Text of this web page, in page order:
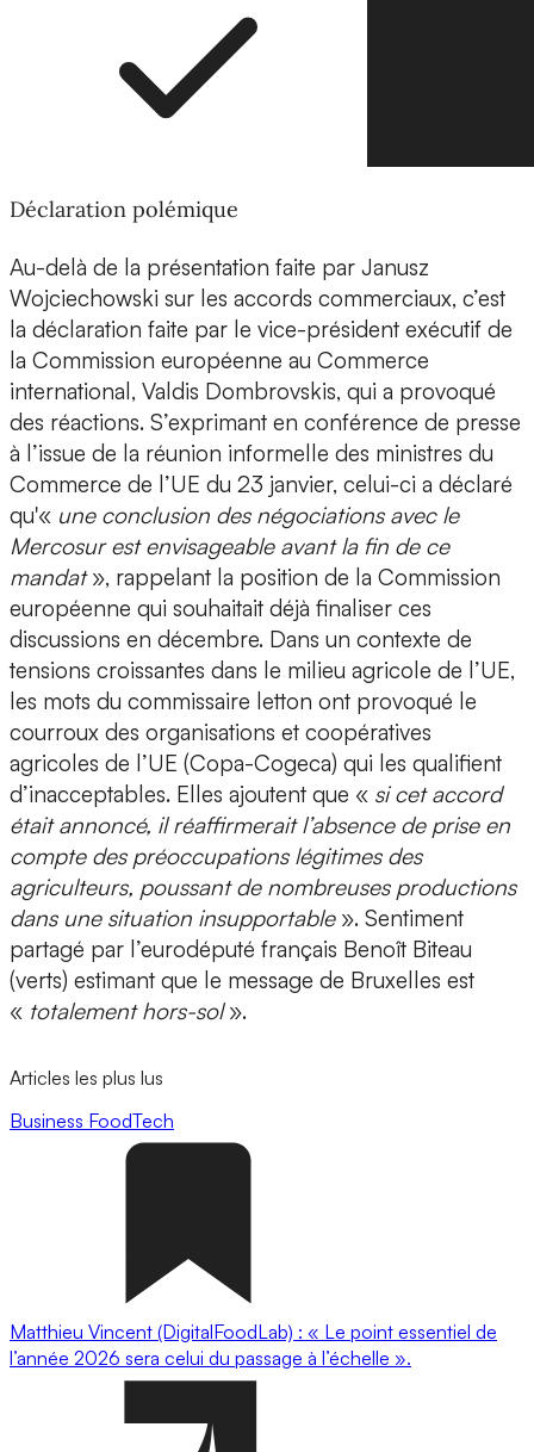
Déclaration polémique
Au-delà de la présentation faite par Janusz
Wojciechowski sur les accords commerciaux, c’est
la déclaration faite par le vice-président exécutif de
la Commission européenne au Commerce
international, Valdis Dombrovskis, qui a provoqué
des réactions. S’exprimant en conférence de presse
à l’issue de la réunion informelle des ministres du
Commerce de l’UE du 23 janvier, celui-ci a déclaré
qu'« une conclusion des négociations avec le
Mercosur est envisageable avant la fin de ce
mandat», rappelant la position de la Commission
européenne qui souhaitait déjà finaliser ces
discussions en décembre. Dans un contexte de
tensions croissantes dans le milieu agricole de l’UE,
les mots du commissaire letton ont provoqué le
courroux des organisations et coopératives
agricoles de l’UE (Copa-Cogeca) qui les qualifient
d’inacceptables. Elles ajoutent que « si cet accord
était annoncé, il réaffirmerait l’absence de prise en
compte des préoccupations légitimes des
agriculteurs, poussant de nombreuses productions
dans une situation insupportable». Sentiment
partagé par l’eurodéputé français Benoît Biteau
(verts) estimant que le message de Bruxelles est
« totalement hors-sol».
Articles les plus lus
Business FoodTech
Matthieu Vincent (DigitalFoodLab) : « Le point essentiel de
l’année 2026 sera celui du passage à l’échelle ».